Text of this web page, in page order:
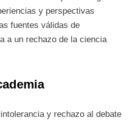
y perspectivas
fuentes válidas de
a un rechazo de la ciencia
y rechazo al debate